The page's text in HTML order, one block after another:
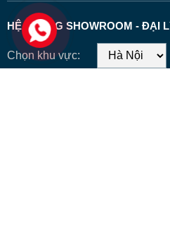
HỆ THỐNG SHOWROOM - ĐẠI
Chọn khu vực: